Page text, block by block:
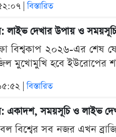
|বিস্তারিত
লাইভ দেখার উপায় ও সময়সূচি
বিশ্বকাপ ২০২৬-এর শেষ
মুখোমুখি হবে ইউরোপের
|বিস্তারিত
একাদশ, সময়সূচি ও লাইভ
বিশ্বের সব নজর এখন